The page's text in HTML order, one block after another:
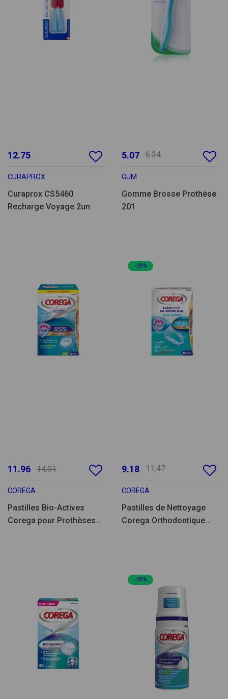
12.75
CURAPROX
Curaprox CS5460
Recharge Voyage 2un
5.07 6.34
GUM
Gomme Brosse Prothèse
201
11.96 14.91
COREGA
Pastilles Bio-Actives
Corega pour Prothèses
-20%
9.18 11.47
COREGA
Pastilles de Nettoyage
Corega Orthodontique
-20%